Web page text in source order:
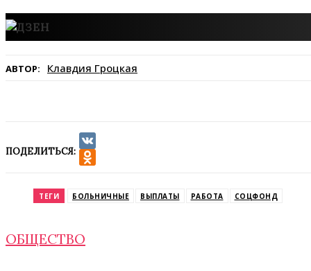
АВТОР: Клавдия Гроцкая
ПОДЕЛИТЬСЯ:
VK
ТЕГИ БОЛЬНИЧНЫЕ ВЫПЛАТЫ РАБОТА СОЦФОНД
ОБЩЕСТВО